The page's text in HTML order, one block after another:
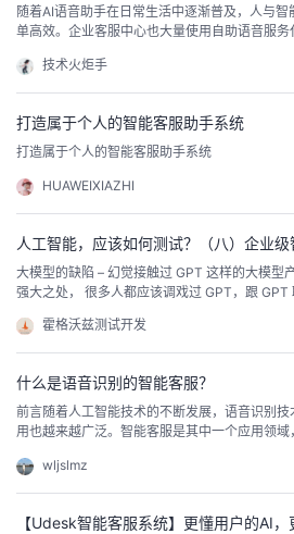
随着AI语音助手在日常生活中逐渐普及，人与
单高效。企业客服中心也大量使用自助语音服
技术火炬手
打造属于个人的智能客服助手系统
打造属于个人的智能客服助手系统
HUAWEIXIAZHI
人工智能，应该如何测试？（八）企业
大模型的缺陷 – 幻觉接触过 GPT 这样的大模型
强大之处， 很多人都应该调戏过 GPT，跟 GPT
扳手腕的存在。 也许很多人都认为 GPT 是非常
丰富，什么领域内的问题都能回答。但其实就
霍格沃兹测试开发
什么是语音识别的智能客服？
前言随着人工智能技术的不断发展，语音识别
用也越来越广泛。智能客服是其中一个应用领
将详细介绍语音识别的智能客服。 语音识别的
转换为文本的技术。语音识别的基本原理是将
wljslmz
【Udesk智能客服系统】更懂用户的AI